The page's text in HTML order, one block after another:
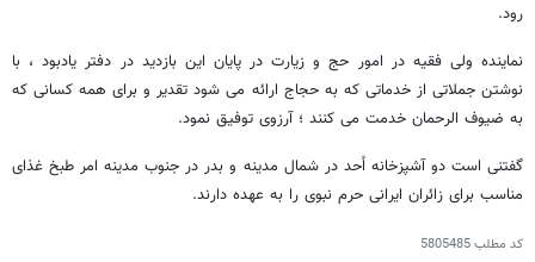
رود.
نماینده ولی فقیه در امور حج و زیارت در پایان این بازدید در دفتر یادبود ، با
نوشتن جملاتی از خدماتی که به حجاج ارائه می شود تقدیر و برای همه کسانی که
به ضیوف الرحمان خدمت می کنند ؛ آرزوی توفیق نمود.
گفتنی است دو آشپزخانه اُحد در شمال مدینه و بدر در جنوب مدینه امر طبخ غذای
مناسب برای زائران ایرانی حرم نبوی را به عهده دارند.
کد مطلب5805485